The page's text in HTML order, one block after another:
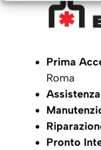
Prima
Roma
Assistenza
Pronto